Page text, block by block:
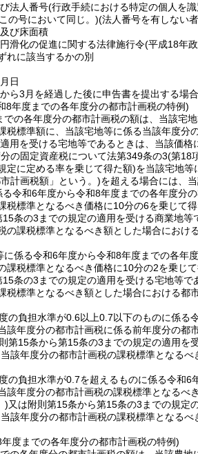
法人番号(行政手続における特定の個人を
の号において同じ。)(法人番号を有しない
び床面積
滑化の促進に関する法律施行令(平成18年
れに該当するかの別
日
ら3月を経過した後に申告書を提出する場
年度までの各年度分の都市計画税の特例)
の各年度分の都市計画税の額は、当該宅
税標準額に、当該宅地等に係る当該年度分
用を受ける宅地等であるときは、当該価
の固定資産税について法第349条の3(第18
定に定める率を乗じて得た額)を当該宅地等
計画税額」という。)を超える場合には、
令和6年度から令和8年度までの各年度分
税標準となるべき価格に10分の6を乗じて
条の3までの規定の適用を受ける商業地
課税標準となるべき額とした場合におけ
係る令和6年度から令和8年度までの各年
課税標準となるべき価格に10分の2を乗じ
条の3までの規定の適用を受ける宅地等
標準となるべき額とした場合における都
の負担水準が0.6以上0.7以下のものに係る
該年度分の都市計画税に係る前年度分の都
第15条から第15条の3までの規定の適用を
該年度分の都市計画税の課税標準となる
の負担水準が0.7を超えるものに係る令和6
該年度分の都市計画税の課税標準となるべ
)又は附則第15条から第15条の3までの規定
該年度分の都市計画税の課税標準となる
度までの各年度分の都市計画税の特例)